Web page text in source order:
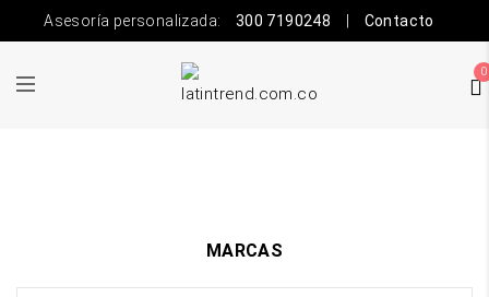
Asesoría personalizada: 300 7190248 Contacto
0
MARCAS